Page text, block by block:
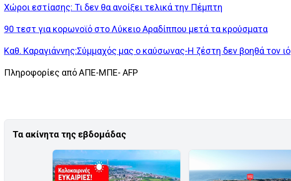
Χώροι εστίασης: Τι δεν θα ανοίξει τελικά την Πέμπτη
90 τεστ για κορωνοϊό στο Λύκειο Αραδίππου μετά τα κρούσματα
Καθ. Καραγιάννης:Σύμμαχός μας ο καύσωνας-Η ζέστη δεν βοηθά τον ιό
Πληροφορίες από ΑΠΕ-ΜΠΕ- AFP
Τα ακίνητα της εβδομάδας